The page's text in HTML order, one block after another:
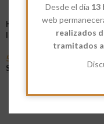
Desde el día 13
web
realizados
tramitados
Harina Ecológica
Integral
5,46
Seleccionar Opciones